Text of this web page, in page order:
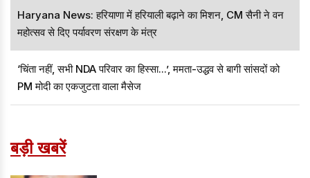
Haryana News: हरियाणा में हरियाली बढ़ाने का मिशन, CM सैनी ने वन
महोत्सव से दिए पर्यावरण संरक्षण के मंत्र
‘चिंता नहीं, सभी NDA परिवार का हिस्सा...’, ममता-उद्धव से बागी सांसदों को
PM मोदी का एकजुटता वाला मैसेज
बड़ी खबरें